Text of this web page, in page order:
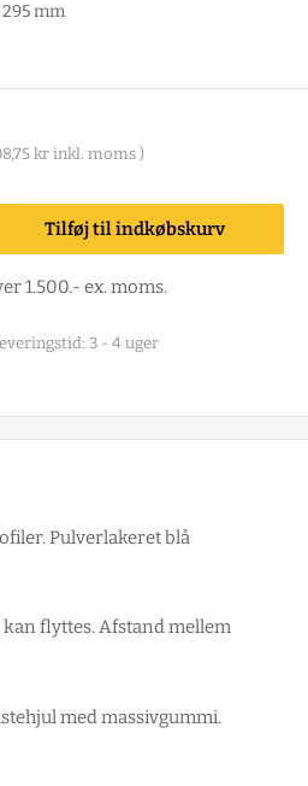
mm
krinkl. moms )
Tilføj til indkøbskurv
1.500.- ex. moms.
3 - 4 uger
Pulverlakeret blå
flyttes. Afstand mellem
med massivgummi.